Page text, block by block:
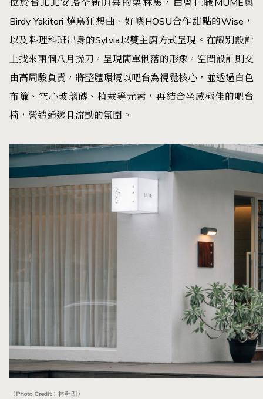
位於台北北安路全新開幕的栗林裏 ，由曾任職MUME與
Birdy Yakitori 燒鳥狂想曲、好嶼HOSU合作甜點的Wise，
以及料理科班出身的Sylvia以雙主廚方式呈現。在識別設計
上找來兩個八月操刀，呈現簡單俐落的形象，空間設計則交
由高周駿負責，將整體環境以吧台為視覺核心，並透過白色
布簾、空心玻璃磚、植栽等元素，再結合坐感極佳的吧台
椅，營造通透且流動的氛圍。
（Photo Credit：林軒朗）